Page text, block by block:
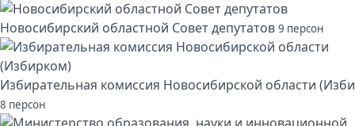
Новосибирский областной Совет депутатов 9 персон
Избирательная комиссия Новосибирской области (Изби
8 персон